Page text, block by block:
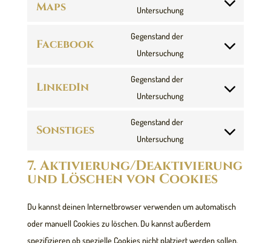
Maps Untersuchung
Facebook
Gegenstand der
Untersuchung
LinkedIn
Gegenstand der
Untersuchung
Sonstiges
Gegenstand der
Untersuchung
service
7. Aktivierung/Deaktivierung
und Löschen von Cookies
Du kannst deinen Internetbrowser verwenden um automatisch
oder manuell Cookies zu löschen. Du kannst außerdem
spezifizieren ob spezielle Cookies nicht platziert werden sollen.